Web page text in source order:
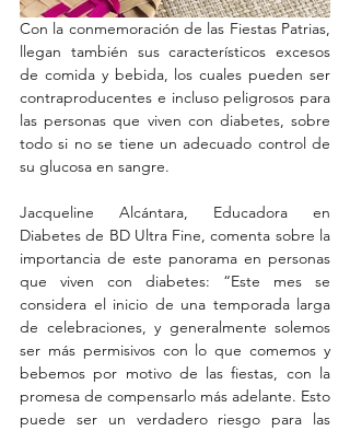
Con la conmemoración de las Fiestas Patrias,
llegan también sus característicos excesos
de comida y bebida, los cuales pueden ser
contraproducentes e incluso peligrosos para
las personas que viven con diabetes, sobre
todo si no se tiene un adecuado control de
su glucosa en sangre.
Jacqueline Alcántara, Educadora en
Diabetes de BD Ultra Fine, comenta sobre la
importancia de este panorama en personas
que viven con diabetes: “Este mes se
considera el inicio de una temporada larga
de celebraciones, y generalmente solemos
ser más permisivos con lo que comemos y
bebemos por motivo de las fiestas, con la
promesa de compensarlo más adelante. Esto
puede ser un verdadero riesgo para las